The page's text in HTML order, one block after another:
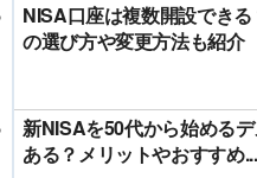
NISA口座は複数開設でき
の選び方や変更方法も紹介
新NISAを50代から始める
ある？メリットやおすすめ...